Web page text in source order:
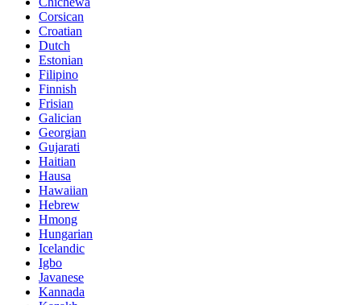
Corsican
Croatian
Dutch
Estonian
Filipino
Finnish
Frisian
Galician
Georgian
Gujarati
Haitian
Hausa
Hawaiian
Hebrew
Hmong
Hungarian
Icelandic
Igbo
Javanese
Kannada